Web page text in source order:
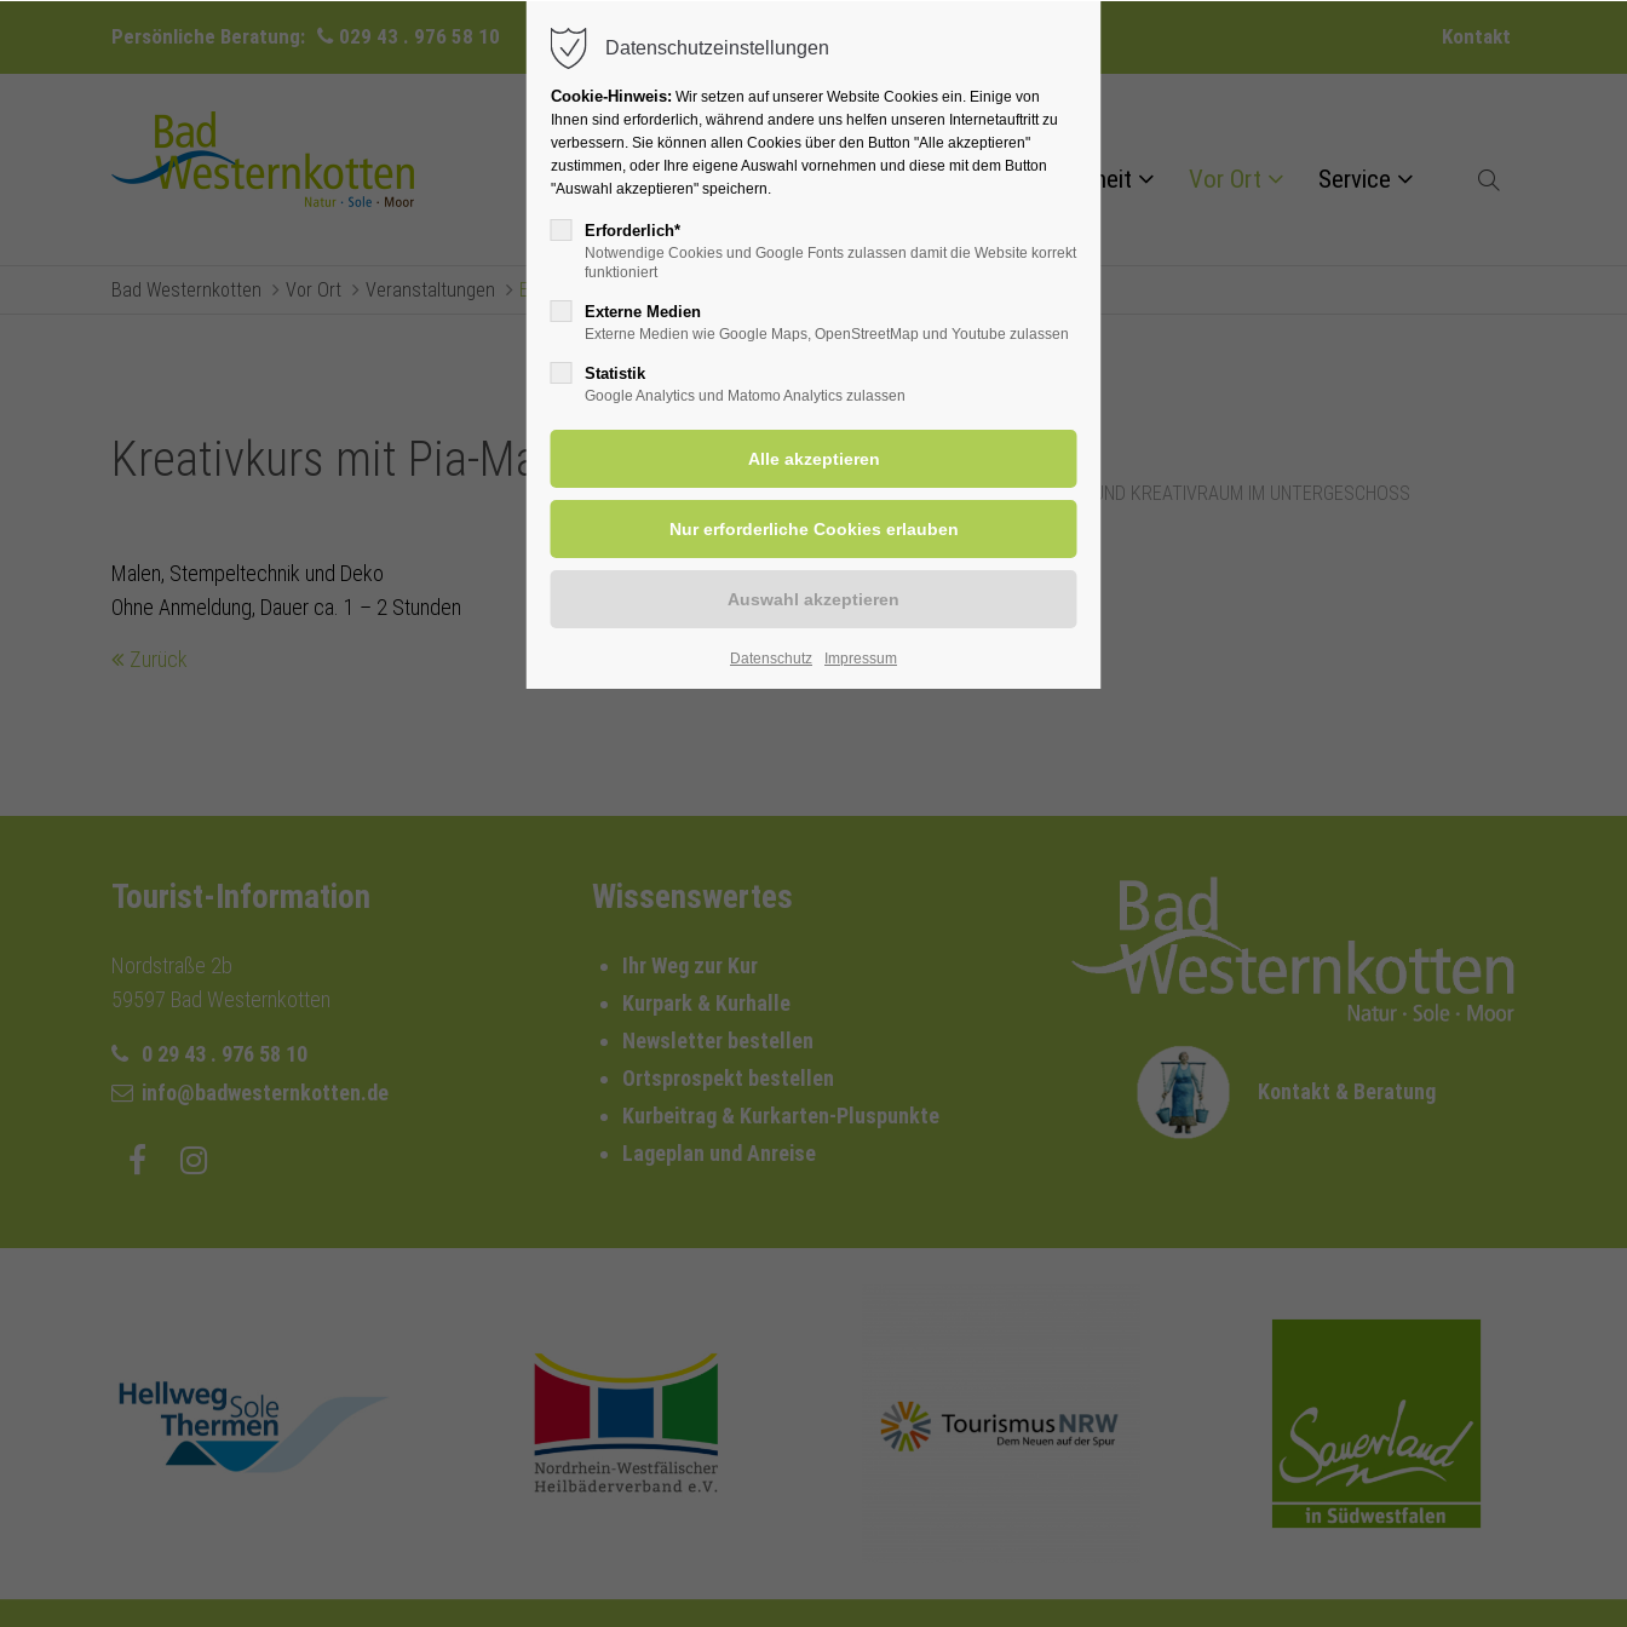
Persönliche Beratung: 029 43 . 976 58 10 info@badwesternkotten.de Kontakt
Ihr Heilbad Übernachten Für Ihre Gesundheit Vor Ort Service
Bad Westernkotten Vor Ort Veranstaltungen Eventsreader (Timeline)
Kreativkurs mit Pia-Marie und Petra
ORT: KLINIK WIESENGRUND KREATIVRAUM IM UNTERGESCHOSS
Malen, Stempeltechnik und Deko
Ohne Anmeldung, Dauer ca. 1 – 2 Stunden
Zurück
Tourist-Information
Nordstraße 2b
59597 Bad Westernkotten
0 29 43 . 976 58 10
info@badwesternkotten.de
Wissenswertes
Ihr Weg zur Kur
Kurpark & Kurhalle
Newsletter bestellen
Ortsprospekt bestellen
Kurbeitrag & Kurkarten-Pluspunkte
Lageplan und Anreise
Kontakt & Beratung
hellweg-sole-
thermen.de
heilbaeder.de
nrw-tourismus.de sauerland.com
Datenschutzeinstellungen
Cookie-Hinweis: Wir setzen auf unserer Website Cookies ein. Einige von
Ihnen sind erforderlich, während andere uns helfen unseren Internetauftritt zu
verbessern. Sie können allen Cookies über den Button "Alle akzeptieren"
zustimmen, oder Ihre eigene Auswahl vornehmen und diese mit dem Button
"Auswahl akzeptieren" speichern.
Erforderlich*
Notwendige Cookies und Google Fonts zulassen damit die Website korrekt
funktioniert
Externe Medien
Externe Medien wie Google Maps, OpenStreetMap und Youtube zulassen
Statistik
Google Analytics und Matomo Analytics zulassen
Datenschutz Impressum